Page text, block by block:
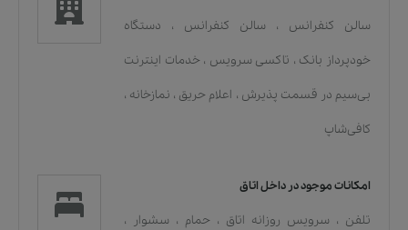
سالن کنفرانس ، سالن کنفرانس ،
دستگاه
خودپرداز بانک ، تاکسی سرویس ، خدمات اينترنت
بی‌سیم در قسمت پذیرش ، اعلام حریق ، نمازخانه ،
کافی‌شاپ
امکانات موجود در داخل اتاق
تلفن ، سرویس روزانه اتاق ، حمام ، سشوار ،